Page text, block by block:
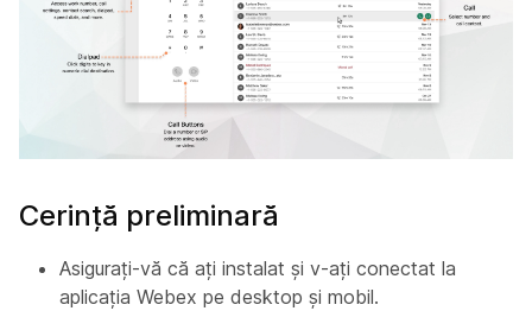
Cerință preliminară
Asigurați-vă că ați instalat și v-ați conectat la
aplicația Webex pe desktop și mobil.